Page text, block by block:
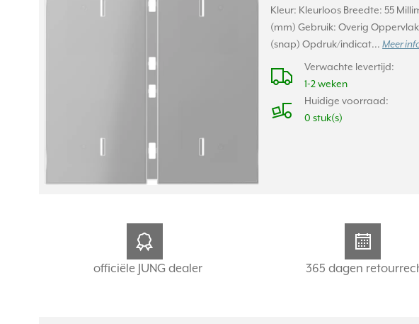
Kleur: Kleurloos Breedte: 55
(mm) Gebruik: Overig
(snap) Opdruk/indicat...Meer
Verwachte levertijd:
1-2 weken
Huidige voorraad:
0 stuk(s)
officiële JUNG dealer 365 dagen